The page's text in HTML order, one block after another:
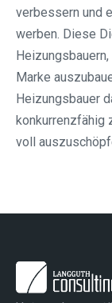
verbessern und
werben. Diese
Marke
Heizungsbauer
konkurrenzfähig
voll